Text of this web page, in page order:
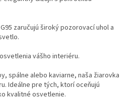
zaručujú široký pozorovací uhol a
vášho interiéru.
spálne alebo kaviarne, naša žiarovka
Ideálne pre tých, ktorí oceňujú
kvalitné osvetlenie.